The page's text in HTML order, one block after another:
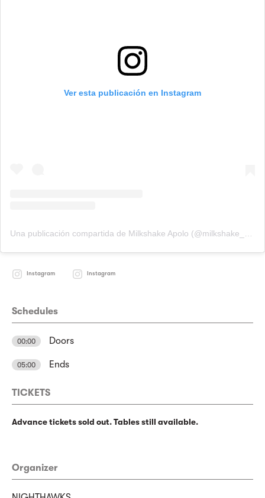
Ver esta publicación en Instagram
Una publicación compartida de Milkshake Apolo (@milkshake_apolo)
Instagram Instagram
Schedules
00:00 Doors
05:00 Ends
TICKETS
Advance tickets sold out. Tables still available.
Organizer